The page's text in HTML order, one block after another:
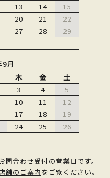
13 14
15
20 21
22
27 28
29
月
木 金
土
3 4
5
10 11
12
17 18
19
24 25
26
合わせ受付の営業日です。
舗のご案内 をご覧ください。